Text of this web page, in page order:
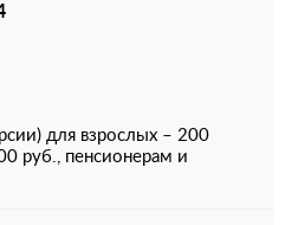
для взрослых – 200
руб., пенсионерам и